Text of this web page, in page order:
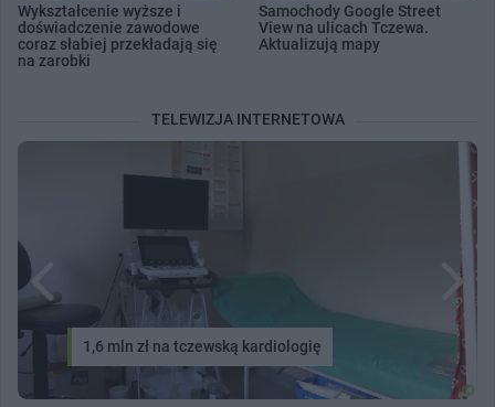
Wykształcenie wyższe i
doświadczenie zawodowe
coraz słabiej przekładają się
na zarobki
Samochody Google Street
View na ulicach Tczewa.
Aktualizują mapy
TELEWIZJA INTERNETOWA
1,6 mln zł na tczewską kardiologię